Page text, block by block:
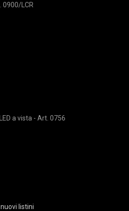
0900/LCR
a vista - Art. 0756
listini